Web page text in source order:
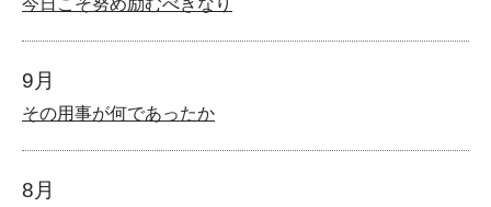
今日こそ努め励むべきなり
9月
その用事が何であったか
8月